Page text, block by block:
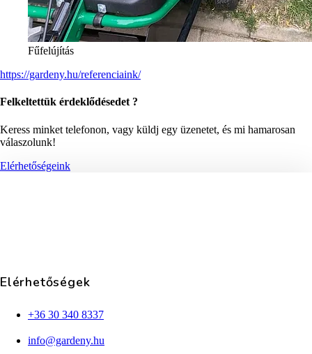
Fűfelújítás
https://gardeny.hu/referenciaink/
Felkeltettük érdeklődésedet ?
Keress minket telefonon, vagy küldj egy üzenetet, és mi hamarosan
válaszolunk!
Elérhetőségeink
Elérhetőségek
+36 30 340 8337
info@gardeny.hu